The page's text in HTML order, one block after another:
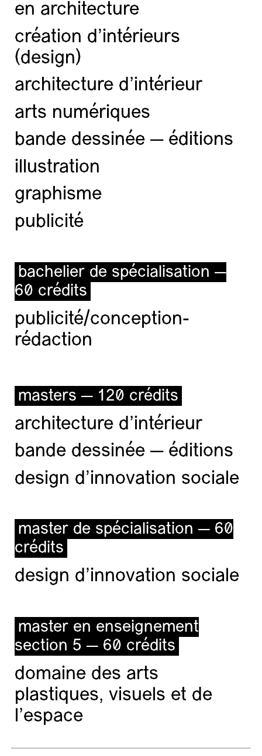
en architecture
création d'intérieurs
(design)
architecture d’intérieur
arts numériques
bande dessinée — éditions
illustration
graphisme
publicité
bachelier de spécialisation —
60 crédits
publicité/conception-
rédaction
masters — 120 crédits
architecture d’intérieur
bande dessinée — éditions
design d'innovation sociale
master de spécialisation — 60
crédits
design d'innovation sociale
master en enseignement
section 5 — 60 crédits
domaine des arts
plastiques, visuels et de
l’espace